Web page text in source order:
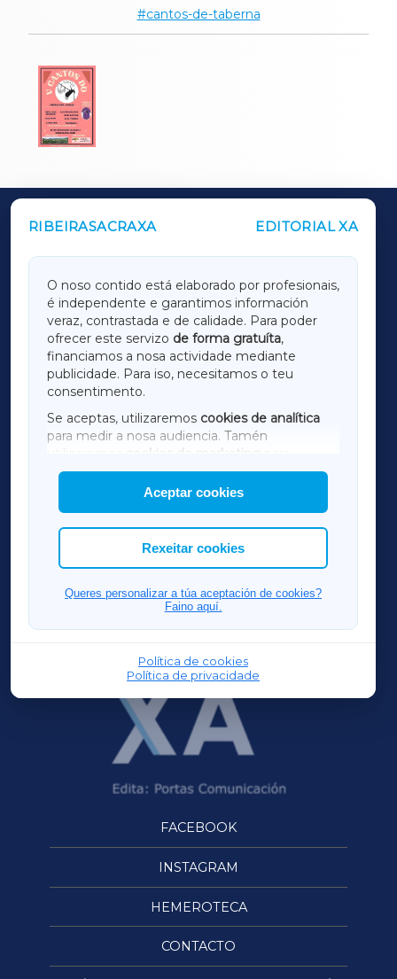
cantos-de-taberna
RIBEIRASACRAXA EDITORIAL XA
O noso contido está elaborado por profesionais,
é independente e garantimos información
veraz, contrastada e de calidade. Para poder
ofrecer este servizo de forma gratuíta,
financiamos a nosa actividade mediante
publicidade. Para iso, necesitamos o teu
consentimento.
Se aceptas, utilizaremos cookies de analítica
para medir a nosa audiencia. Tamén
utilizaremos
cookies de marketing
mostrar publicidade de terceiros.
Así mesmo, podes personalizar a elección das
cookies que desexas permitir.
Aceptar cookies
Rexeitar cookies
Queres personalizar a túa aceptación de cookies?
Faino aquí.
Política de cookies
Política de privacidade
OUTROS PERIÓDICOS
LUGOXA
TERRACHAXA
AMARIÑAXA
RIBEIRASACRAXA
ACORUÑAXA
FERROLXA
OURENSEXA
FACEBOOK
INSTAGRAM
HEMEROTECA
CONTACTO